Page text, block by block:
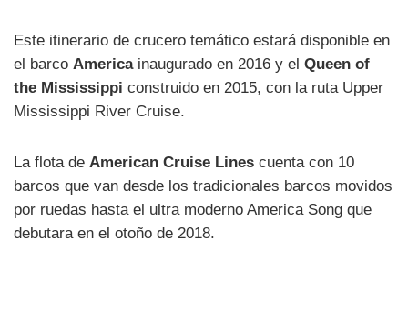
Este itinerario de crucero temático estará disponible en
el barco Americainaugurado en 2016 y el Queen of
the Mississippi construido en 2015, con la ruta Upper
Mississippi River Cruise.
La flota de American Cruise Lines cuenta con 10
barcos que van desde los tradicionales barcos movidos
por ruedas hasta el ultra moderno America Song que
debutara en el otoño de 2018.